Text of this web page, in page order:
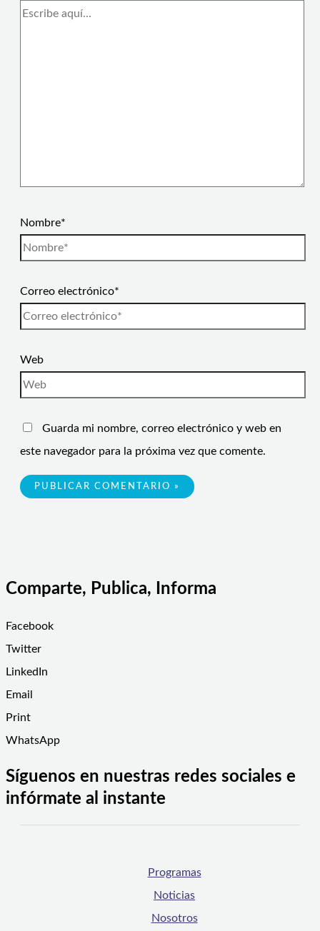
Nombre*
Correo electrónico*
Web
Guarda mi nombre, correo electrónico y web en
este navegador para la próxima vez que comente.
Comparte, Publica, Informa
Facebook
Twitter
LinkedIn
Email
Print
WhatsApp
Síguenos en nuestras redes sociales e
infórmate al instante
Programas
Noticias
Nosotros